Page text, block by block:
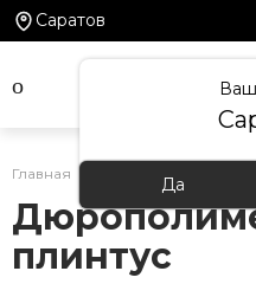
Саратов
Да
Главная Каталог товаров
плинтус